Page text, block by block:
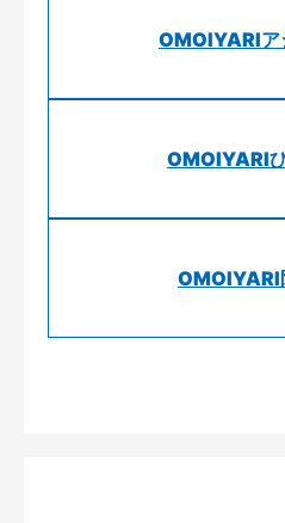
OMOIYARIア
OMOIYARI
OMOIYARI